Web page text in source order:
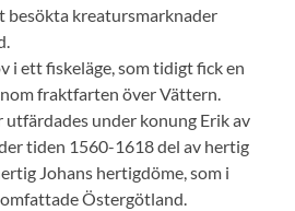
besökta kreatursmarknader
i ett fiskeläge, som tidigt fick en
fraktfarten över Vättern.
under konung Erik av
tiden 1560-1618 del av hertig
Johans hertigdöme, som i
Östergötland.